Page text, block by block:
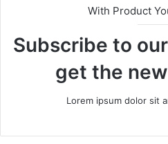
With Product
Subscribe to
get the
Lorem ipsum dolor sit